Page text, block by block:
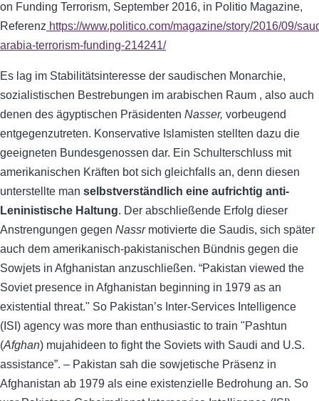
on Funding Terrorism, September 2016, in Politio Magazine,
Referenz https://www.politico.com/magazine/story/2016/09/
arabia-terrorism-funding-214241/
Es lag im Stabilitätsinteresse der saudischen Monarchie,
sozialistischen Bestrebungen im arabischen Raum , also auch
denen des ägyptischen Präsidenten Nasser, vorbeugend
entgegenzutreten. Konservative Islamisten stellten dazu die
geeigneten Bundesgenossen dar. Ein Schulterschluss mit
amerikanischen Kräften bot sich gleichfalls an, denn diesen
unterstellte man selbstverständlich eine aufrichtig anti-
Leninistische Haltung. Der abschließende Erfolg dieser
Anstrengungen gegen Nassrmotivierte die Saudis, sich später
auch dem amerikanisch-pakistanischen Bündnis gegen die
Sowjets in Afghanistan anzuschließen. “Pakistan viewed the
Soviet presence in Afghanistan beginning in 1979 as an
existential threat." So Pakistan’s Inter-Services Intelligence
(ISI) agency was more than enthusiastic to train "Pashtun
(Afghan) mujahideen to fight the Soviets with Saudi and U.S.
assistance”. – Pakistan sah die sowjetische Präsenz in
Afghanistan ab 1979 als eine existenzielle Bedrohung an. So